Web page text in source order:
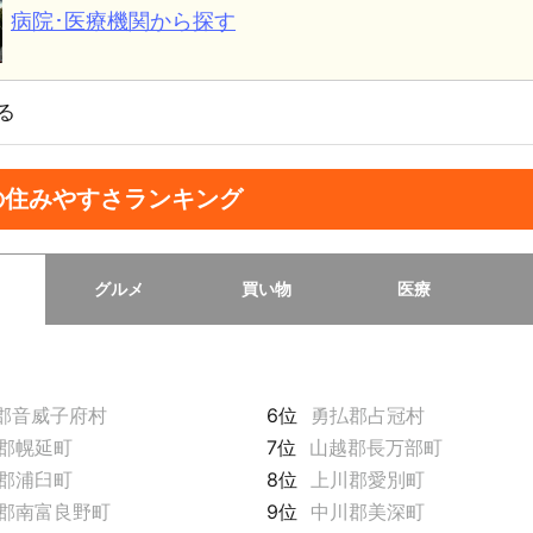
病院･医療機関から探す
みやすさランキング
グルメ 買い物 医療
音威子府村
幌延町
浦臼町
南富良野町
6位
勇払郡占冠村
7位
山越郡長万部町
8位
上川郡愛別町
9位
中川郡美深町